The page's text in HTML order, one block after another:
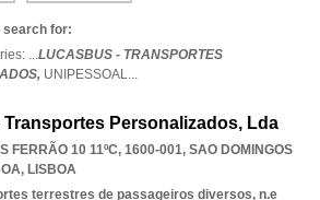
search for:
...LUCASBUS - TRANSPORTES
UNIPESSOAL...
Transportes Personalizados, Lda
FERRÃO 10 11ºC, 1600-001, SAO DOMINGOS
, LISBOA
terrestres de passageiros diversos, n.e